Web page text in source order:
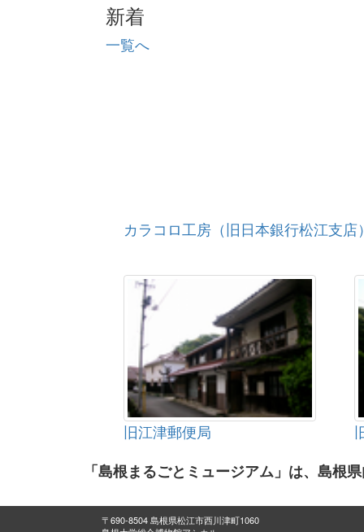
新着
一覧へ
カラコロ工房（旧日本銀行松江支店
旧江津郵便局
「島根まるごとミュージアム」は、島根
〒690-8504 島根県松江市西川津町1060